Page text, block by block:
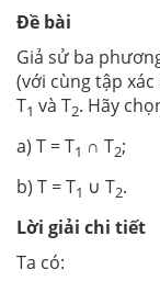
Đề bài
Giả sử ba
(với cùng tập
T1 và T2. Hãy
a) T = T1 ∩ T2;
b) T = T1 ∪ T2.
Lời giải chi tiết
Ta có: